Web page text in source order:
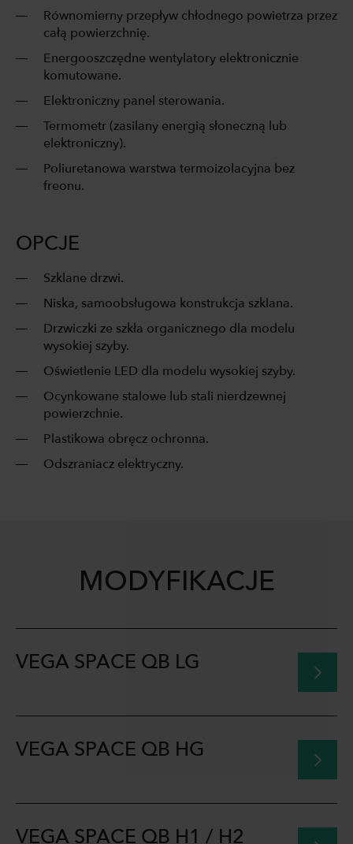
Równomierny przepływ chłodnego powietrza przez
całą powierzchnię.
Energooszczędne wentylatory elektronicznie
komutowane.
Elektroniczny panel sterowania.
Termometr (zasilany energią słoneczną lub
elektroniczny).
Poliuretanowa warstwa termoizolacyjna bez
freonu.
OPCJE
Szklane drzwi.
Niska, samoobsługowa konstrukcja szklana.
Drzwiczki ze szkła organicznego dla modelu
wysokiej szyby.
Oświetlenie LED dla modelu wysokiej szyby.
Ocynkowane stalowe lub stali nierdzewnej
powierzchnie.
Plastikowa obręcz ochronna.
Odszraniacz elektryczny.
MODYFIKACJE
VEGA SPACE QB LG
VEGA SPACE QB HG
VEGA SPACE QB H1 / H2